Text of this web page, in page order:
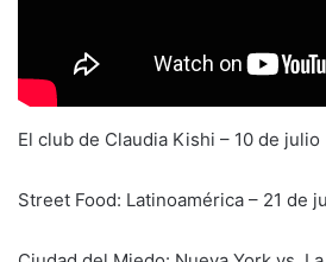
El club de Claudia Kishi – 10 de julio
Street Food: Latinoamérica – 21 de